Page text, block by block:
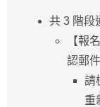
共 3 階段
【報
認郵
請
重